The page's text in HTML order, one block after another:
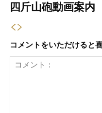
四斤山砲動画案内
コメントをいただけると